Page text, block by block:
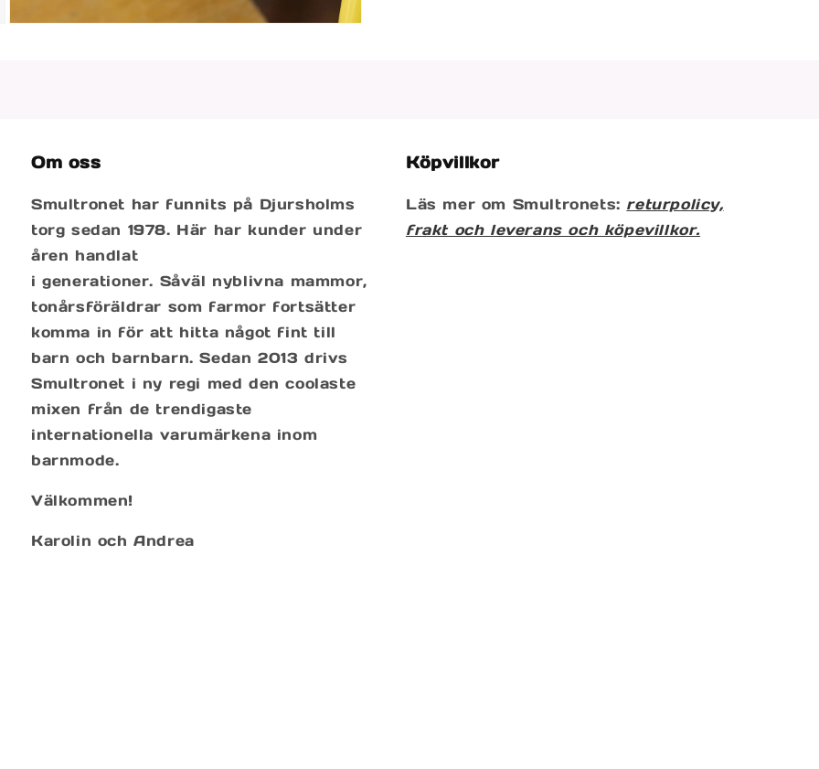
Om oss
Smultronet har funnits på Djursholms
torg sedan 1978. Här har kunder under
åren handlat
i generationer. Såväl nyblivna mammor,
tonårsföräldrar som farmor fortsätter
komma in för att hitta något fint till
barn och barnbarn. Sedan 2013 drivs
Smultronet i ny regi med den coolaste
mixen från de trendigaste
internationella varumärkena inom
barnmode.
Välkommen!
Karolin och Andrea
Köpvillkor
Läs mer om Smultronets: returpolicy,
frakt och leverans och köpevillkor.